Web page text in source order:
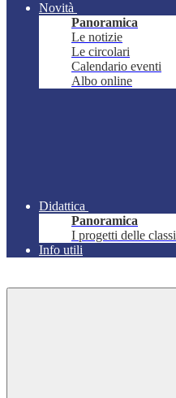
Novità
Panoramica
Le notizie
Le circolari
Calendario eventi
Albo online
Didattica
Panoramica
I progetti delle classi
Info utili